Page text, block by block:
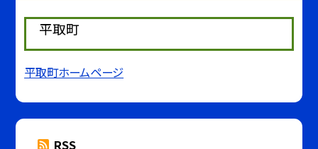
平取町
平取町ホームページ
RSS